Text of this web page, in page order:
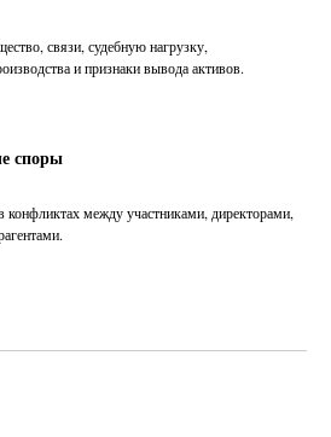
связи, судебную нагрузку,
и признаки вывода активов.
споры
конфликтах между участниками, директорами,